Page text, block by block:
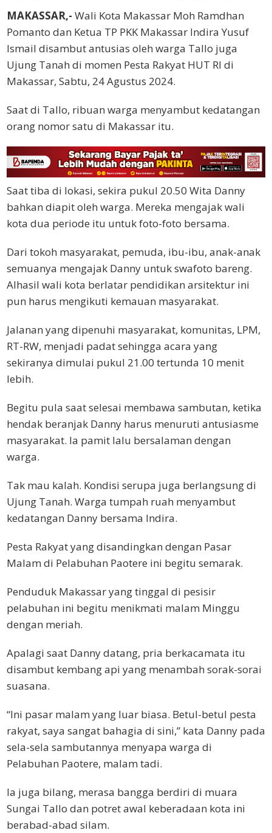
MAKASSAR,- Wali Kota Makassar Moh Ramdhan
Pomanto dan Ketua TP PKK Makassar Indira Yusuf
Ismail disambut antusias oleh warga Tallo juga
Ujung Tanah di momen Pesta Rakyat HUT RI di
Makassar, Sabtu, 24 Agustus 2024.
Saat di Tallo, ribuan warga menyambut kedatangan
orang nomor satu di Makassar itu.
Saat tiba di lokasi, sekira pukul 20.50 Wita Danny
bahkan diapit oleh warga. Mereka mengajak wali
kota dua periode itu untuk foto-foto bersama.
Dari tokoh masyarakat, pemuda, ibu-ibu, anak-anak
semuanya mengajak Danny untuk swafoto bareng.
Alhasil wali kota berlatar pendidikan arsitektur ini
pun harus mengikuti kemauan masyarakat.
Jalanan yang dipenuhi masyarakat, komunitas, LPM,
RT-RW, menjadi padat sehingga acara yang
sekiranya dimulai pukul 21.00 tertunda 10 menit
lebih.
Begitu pula saat selesai membawa sambutan, ketika
hendak beranjak Danny harus menuruti antusiasme
masyarakat. Ia pamit lalu bersalaman dengan
warga.
Tak mau kalah. Kondisi serupa juga berlangsung di
Ujung Tanah. Warga tumpah ruah menyambut
kedatangan Danny bersama Indira.
Pesta Rakyat yang disandingkan dengan Pasar
Malam di Pelabuhan Paotere ini begitu semarak.
Penduduk Makassar yang tinggal di pesisir
pelabuhan ini begitu menikmati malam Minggu
dengan meriah.
Apalagi saat Danny datang, pria berkacamata itu
disambut kembang api yang menambah sorak-sorai
suasana.
“Ini pasar malam yang luar biasa. Betul-betul pesta
rakyat, saya sangat bahagia di sini,” kata Danny pada
sela-sela sambutannya menyapa warga di
Pelabuhan Paotere, malam tadi.
Ia juga bilang, merasa bangga berdiri di muara
Sungai Tallo dan potret awal keberadaan kota ini
berabad-abad silam.